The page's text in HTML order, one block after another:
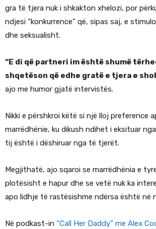
gra të tjera nuk i shkakton xhelozi, por
ndjesi “konkurrence” që, sipas saj, e
dhe seksualisht.
“E di që partneri im është shumë
shqetëson që edhe gratë e tjera e
ajo me humor gjatë intervistës.
Nikki e përshkroi këtë si një lloj preference
marrëdhënie, ku dikush ndihet i eksituar
tij është i dëshiruar nga të tjerët.
Megjithatë, ajo sqaroi se marrëdhënia e
plotësisht e hapur dhe se vetë nuk ka
apo lidhje të rastësishme ndërsa është në
Në podkast-in “Call Her Daddy” me Alex